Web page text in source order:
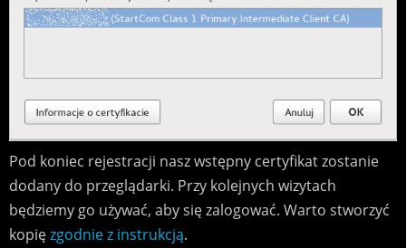
Pod koniec rejestracji nasz wstępny certyfikat zostanie
dodany do przeglądarki. Przy kolejnych wizytach
będziemy go używać, aby się zalogować. Warto stworzyć
kopięzgodnie z instrukcją.